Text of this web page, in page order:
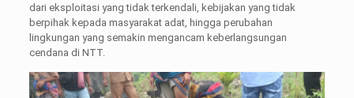
dari eksploitasi yang tidak terkendali, kebijakan yang tidak
berpihak kepada masyarakat adat, hingga perubahan
lingkungan yang semakin mengancam keberlangsungan
cendana di NTT.